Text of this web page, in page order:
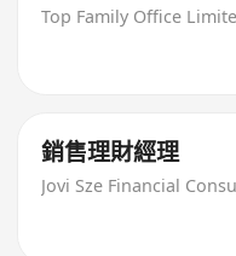
Top Family Office
銷售理財經理
Jovi Sze Financial